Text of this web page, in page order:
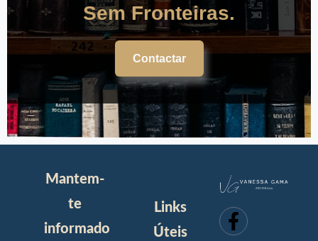
Sem Fronteiras.
Contactar
Links
Úteis
Mantem-
te
informado